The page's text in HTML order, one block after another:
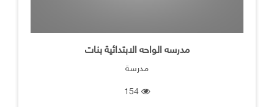
مدرسه الواحه الابتدائية بنات
مدرسة